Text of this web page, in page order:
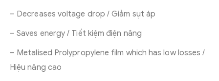
– Decreases voltage drop / Giảm sụt áp
– Saves energy / Tiết kiệm điện năng
– Metalised Prolypropylene film which has low losses /
Hiệu năng cao